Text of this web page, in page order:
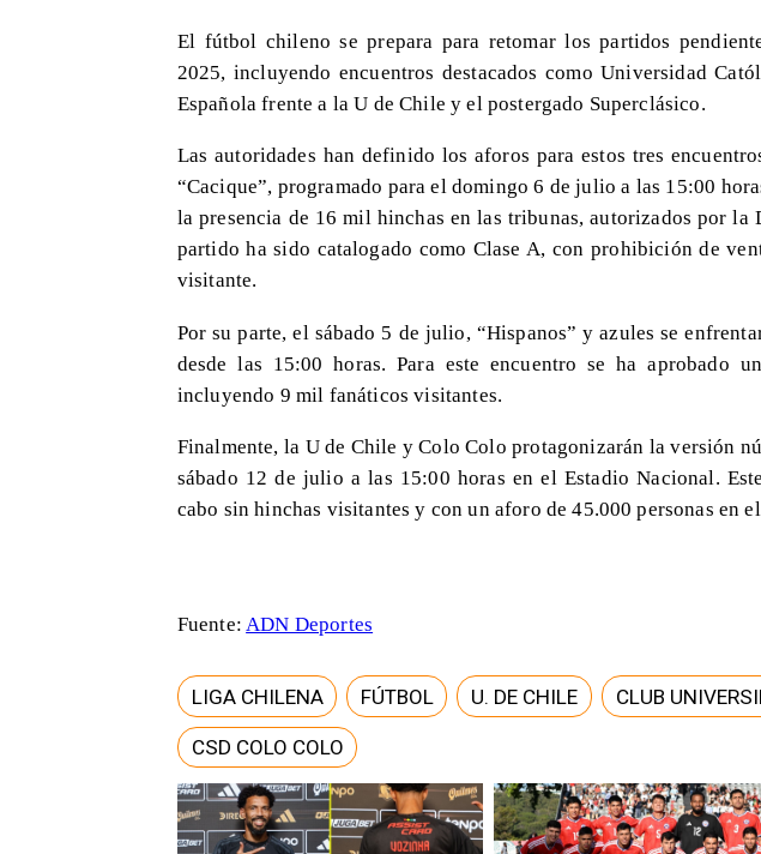
El fútbol chileno se prepara para retomar los partidos
2025, incluyendo encuentros destacados como Universidad
Española frente a la U de Chile y el postergado Superclásico.
Las autoridades han definido los aforos para estos tres
“Cacique”, programado para el domingo 6 de julio a las 15:00
la presencia de 16 mil hinchas en las tribunas, autorizados por la
partido ha sido catalogado como Clase A, con prohibición de
visitante.
Por su parte, el sábado 5 de julio, “Hispanos” y azules se
desde las 15:00 horas. Para este encuentro se ha aprobado
incluyendo 9 mil fanáticos visitantes.
Finalmente, la U de Chile y Colo Colo protagonizarán la versión
sábado 12 de julio a las 15:00 horas en el Estadio Nacional.
cabo sin hinchas visitantes y con un aforo de 45.000 personas en
Fuente: ADN Deportes
LIGA CHILENA FÚTBOL U. DE CHILE CLUB
CSD COLO COLO